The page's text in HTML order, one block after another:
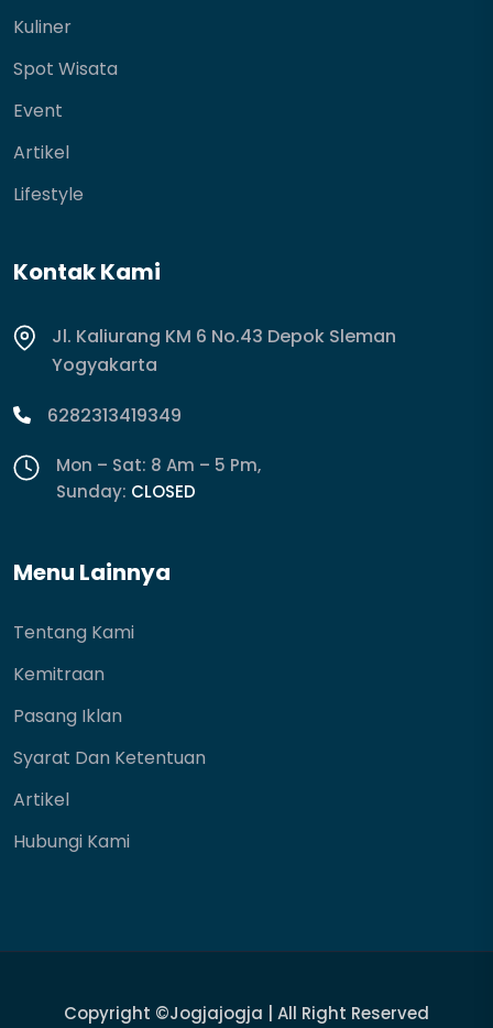
Kuliner
Spot Wisata
Event
Artikel
Lifestyle
Kontak Kami
Jl. Kaliurang KM 6 No.43 Depok Sleman
Yogyakarta
6282313419349
Mon – Sat: 8 Am – 5 Pm,
Sunday: CLOSED
Menu Lainnya
Tentang Kami
Kemitraan
Pasang Iklan
Syarat Dan Ketentuan
Artikel
Hubungi Kami
Copyright ©jogjajogja | All Right Reserved